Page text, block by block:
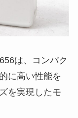
は、コンパク
に高い性能を
を実現したモ